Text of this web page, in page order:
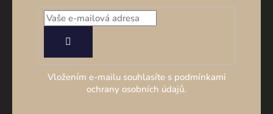
SE
Vložením e-mailu souhlasíte s podmínkami
ochrany osobních údajů.